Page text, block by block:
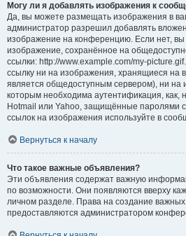
Могу ли я добавлять изображения к
Да, вы можете размещать изображения в
администратор разрешил добавлять
изображение на конференцию. Если нет, вы
изображение, сохранённое на
ссылки: http://www.example.com/my-
ссылку ни на изображения, хранящиеся на
является общедоступным сервером), ни на
которым необходима аутентификация, как,
Hotmail или Yahoo, защищённые паролями
ссылок на изображения используйте в
Вернуться к началу
Что такое важные объявления?
Эти объявления содержат важную
по возможности. Они появляются вверху
личном разделе. Права на создание
предоставляются администратором